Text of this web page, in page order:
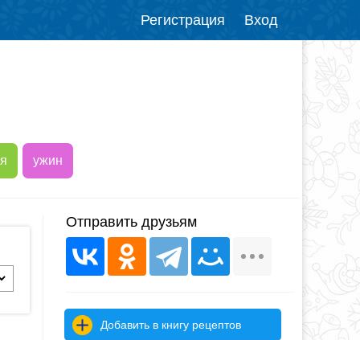
Регистрация Вход
ужин
Отправить друзьям
Добавить в книгу рецептов